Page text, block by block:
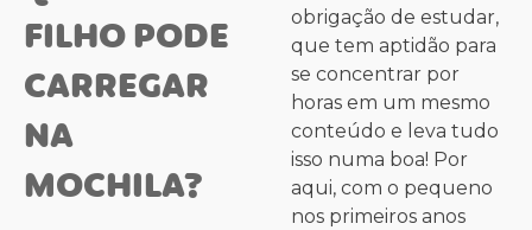
FILHO PODE
CARREGAR
NA
MOCHILA?
obrigação de estudar,
que tem aptidão para
se concentrar por
horas em um mesmo
conteúdo e leva tudo
isso numa boa! Por
aqui, com o pequeno
nos primeiros anos